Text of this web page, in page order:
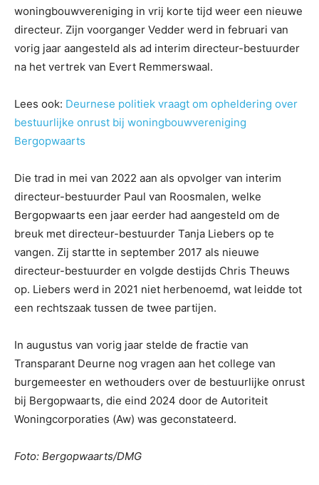
woningbouwvereniging in vrij korte tijd weer een nieuwe
directeur. Zijn voorganger Vedder werd in februari van
vorig jaar aangesteld als ad interim directeur-bestuurder
na het vertrek van Evert Remmerswaal.
Lees ook: Deurnese politiek vraagt om opheldering over
bestuurlijke onrust bij woningbouwvereniging
Bergopwaarts
Die trad in mei van 2022 aan als opvolger van interim
directeur-bestuurder Paul van Roosmalen, welke
Bergopwaarts een jaar eerder had aangesteld om de
breuk met directeur-bestuurder Tanja Liebers op te
vangen. Zij startte in september 2017 als nieuwe
directeur-bestuurder en volgde destijds Chris Theuws
op. Liebers werd in 2021 niet herbenoemd, wat leidde tot
een rechtszaak tussen de twee partijen.
In augustus van vorig jaar stelde de fractie van
Transparant Deurne nog vragen aan het college van
burgemeester en wethouders over de bestuurlijke onrust
bij Bergopwaarts, die eind 2024 door de Autoriteit
Woningcorporaties (Aw) was geconstateerd.
Foto: Bergopwaarts/DMG